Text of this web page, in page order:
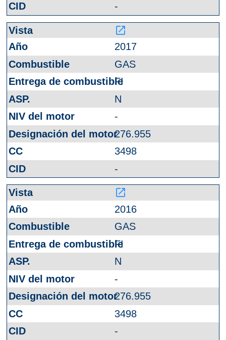
-
launch
2017
GAS
FI
N
-
276.955
3498
-
launch
2016
GAS
FI
N
-
276.955
3498
-